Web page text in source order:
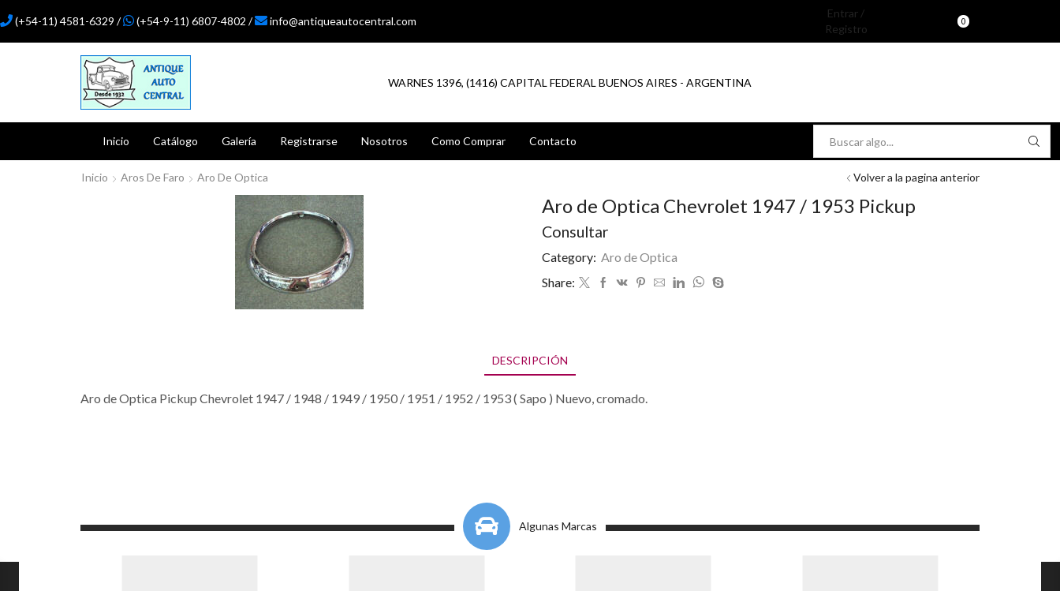
(+54-11) 4581-6329 / (+54-9-11) 6807-4802 / info@antiqueautocentral.com
Entrar /
Registro
0
WARNES 1396, (1416) CAPITAL FEDERAL BUENOS AIRES - ARGENTINA
Inicio Catálogo Galería Registrarse Nosotros Como Comprar Contacto
input
Inicio
Aros De Faro Aro De Optica Volver a la pagina anterior
Aro de Optica Chevrolet 1947 / 1953 Pickup
Consultar
Category: Aro de Optica
Share:
DESCRIPCIÓN
Aro de Optica Pickup Chevrolet 1947 / 1948 / 1949 / 1950 / 1951 / 1952 / 1953 ( Sapo ) Nuevo, cromado.
Algunas Marcas